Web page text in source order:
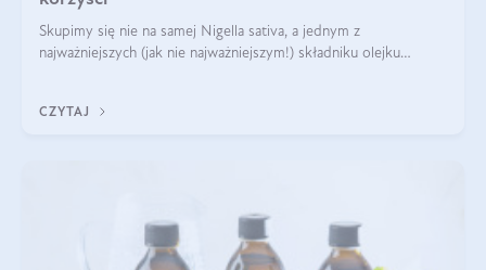
Skupimy się nie na samej Nigella sativa, a jednym z
najważniejszych (jak nie najważniejszym!) składniku olejku
CZYTAJ